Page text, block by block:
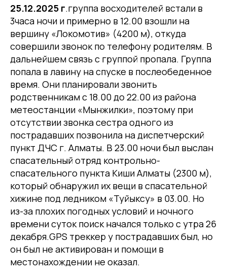
25.12.2025 г.группа восходителей встали в
3часа ночи и примерно в 12.00 взошли на
вершину «Локомотив» (4200 м), откуда
совершили звонок по телефону родителям. В
дальнейшем связь с группой пропала. Группа
попала в лавину на спуске в послеобеденное
время. Они планировали звонить
родственникам с 18.00 до 22.00 из района
метеостанции «Мынжилки», поэтому при
отсутствии звонка сестра одного из
пострадавших позвонила на диспетчерский
пункт ДЧС г. Алматы. В 23.00 ночи был выслан
спасательный отряд контрольно-
спасательного пункта Киши Алматы (2300 м),
который обнаружил их вещи в спасательной
хижине под ледником «Туйыксу» в 03.00. Но
из-за плохих погодных условий и ночного
времени суток поиск начался только с утра 26
декабря.GPS треккер у пострадавших был, но
он был не активирован и помощи в
местонахождении не оказал.